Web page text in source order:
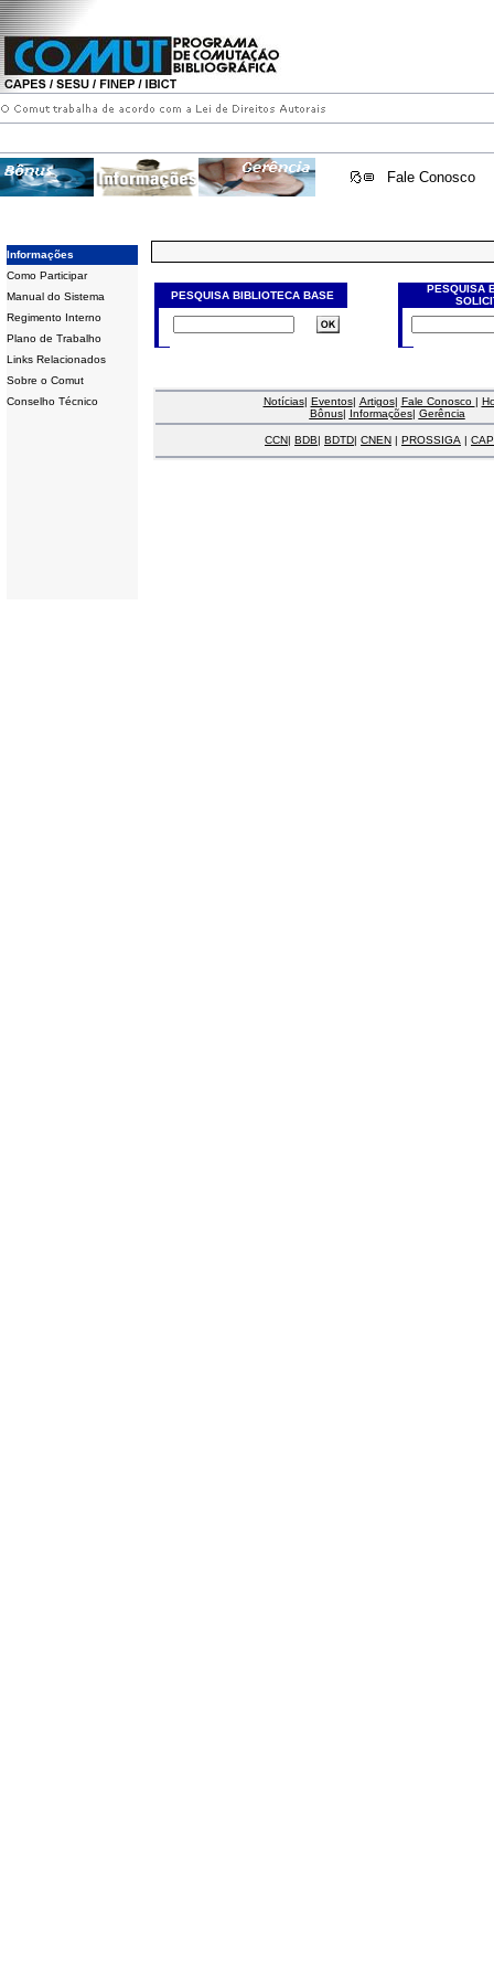
Fale Conosco
Informações
Como Participar
Manual do Sistema
Regimento Interno
Plano de Trabalho
Links Relacionados
Sobre o Comut
Conselho Técnico
PESQUISA BIBLIOTECA BASE
PESQUISA
Notícias| Eventos| Artigos| Fale Conosco |
Bônus| Informações| Gerência
CCN| BDB| BDTD| CNEN | PROSSIGA |